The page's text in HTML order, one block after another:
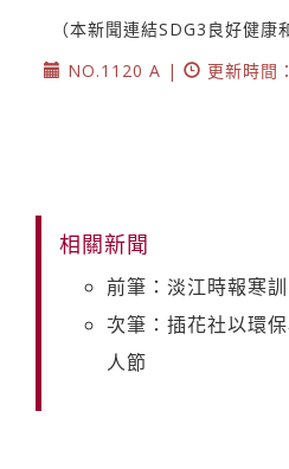
（本新聞連結SDG3良好健康
NO.1120 A |
更新時間
相關新聞
前筆：淡江時報寒
次筆：插花社以環
人節